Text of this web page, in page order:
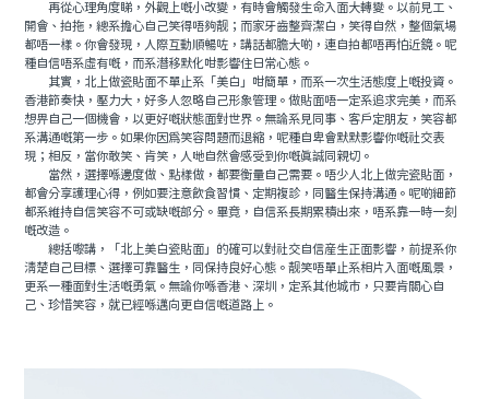
再從心理角度睇，外觀上嘅小改變，有時會觸發生命入面大轉變。以前見工、
開會、拍拖，總系擔心自己笑得唔夠靓；而家牙齒整齊潔白，笑得自然，整個氣場
都唔一樣。你會發現，人際互動順暢咗，講話都膽大啲，連自拍都唔再怕近鏡。呢
種自信唔系虛有嘅，而系潛移默化咁影響住日常心態。
其實，北上做瓷貼面不單止系「美白」咁簡單，而系一次生活態度上嘅投資。
香港節奏快，壓力大，好多人忽略自己形象管理。做貼面唔一定系追求完美，而系
想畀自己一個機會，以更好嘅狀態面對世界。無論系見同事、客戶定朋友，笑容都
系溝通嘅第一步。如果你因爲笑容問題而退縮，呢種自卑會默默影響你嘅社交表
現；相反，當你敢笑、肯笑，人哋自然會感受到你嘅真誠同親切。
當然，選擇喺邊度做、點樣做，都要衡量自己需要。唔少人北上做完瓷貼面，
都會分享護理心得，例如要注意飲食習慣、定期複診，同醫生保持溝通。呢啲細節
都系維持自信笑容不可或缺嘅部分。畢竟，自信系長期累積出來，唔系靠一時一刻
嘅改造。
總括嚟講，「北上美白瓷貼面」的確可以對社交自信産生正面影響，前提系你
清楚自己目標、選擇可靠醫生，同保持良好心態。靓笑唔單止系相片入面嘅風景，
更系一種面對生活嘅勇氣。無論你喺香港、深圳，定系其他城市，只要肯關心自
己、珍惜笑容，就已經喺邁向更自信嘅道路上。